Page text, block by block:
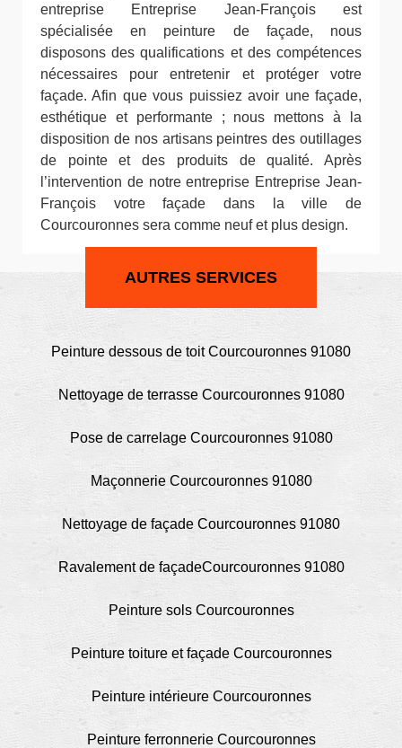
entreprise Entreprise Jean-François est
spécialisée en peinture de façade, nous
disposons des qualifications et des compétences
nécessaires pour entretenir et protéger votre
façade. Afin que vous puissiez avoir une façade,
esthétique et performante ; nous mettons à la
disposition de nos artisans peintres des outillages
de pointe et des produits de qualité. Après
l’intervention de notre entreprise Entreprise Jean-
François votre façade dans la ville de
Courcouronnes sera comme neuf et plus design.
AUTRES SERVICES
Peinture dessous de toit Courcouronnes 91080
Nettoyage de terrasse Courcouronnes 91080
Pose de carrelage Courcouronnes 91080
Maçonnerie Courcouronnes 91080
Nettoyage de façade Courcouronnes 91080
Ravalement de façadeCourcouronnes 91080
Peinture sols Courcouronnes
Peinture toiture et façade Courcouronnes
Peinture intérieure Courcouronnes
Peinture ferronnerie Courcouronnes